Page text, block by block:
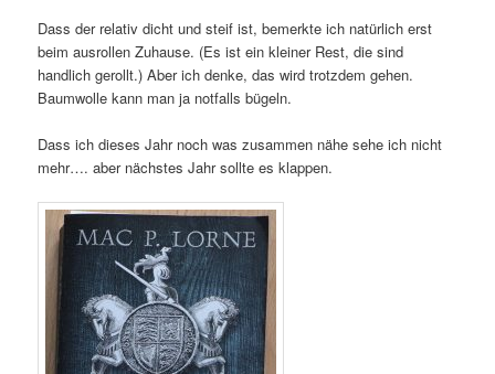
Dass der relativ dicht und steif ist, bemerkte ich natürlich erst
beim ausrollen Zuhause. (Es ist ein kleiner Rest, die sind
handlich gerollt.) Aber ich denke, das wird trotzdem gehen.
Baumwolle kann man ja notfalls bügeln.
Dass ich dieses Jahr noch was zusammen nähe sehe ich nicht
mehr…. aber nächstes Jahr sollte es klappen.